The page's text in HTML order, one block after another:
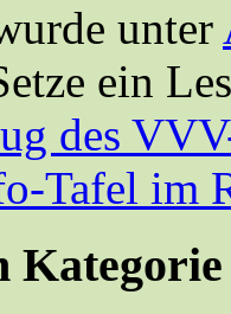
unter
ein
des
Tafel im
Kategorie